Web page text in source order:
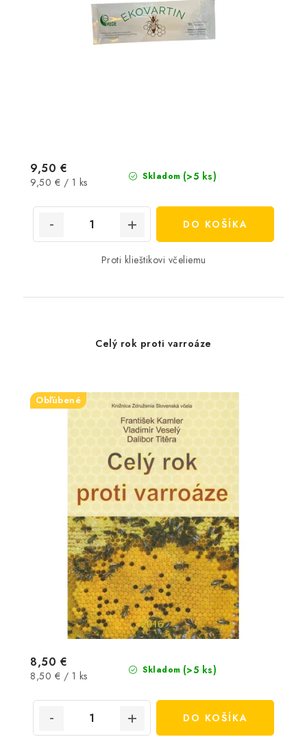
Skladom (>5 ks)
9,50 €
Jednotková
9,50 € / 1 ks
DO KOŠÍKA
Proti klieštikovi včeliemu
Celý rok proti varroáze
Obľúbené
Skladom (>5 ks)
8,50 €
Jednotková
8,50 € / 1 ks
DO KOŠÍKA